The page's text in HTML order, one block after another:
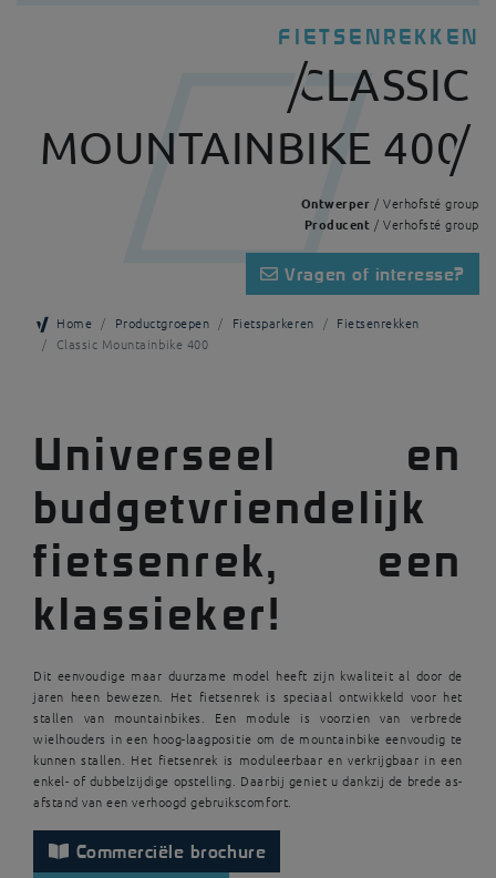
FIETSENREKKEN
CLASSIC
MOUNTAINBIKE 400
Ontwerper / Verhofsté group
Producent / Verhofsté group
Vragen of interesse?
Home Productgroepen Fietsparkeren
Fietsenrekken
Classic Mountainbike 400
Universeel en
budgetvriendelijk
fietsenrek, een
klassieker!
Dit eenvoudige maar duurzame model heeft zijn kwaliteit al door de
jaren heen bewezen. Het fietsenrek is speciaal ontwikkeld voor het
stallen van mountainbikes. Een module is voorzien van verbrede
wielhouders in een hoog-laagpositie om de mountainbike eenvoudig te
kunnen stallen. Het fietsenrek is moduleerbaar en verkrijgbaar in een
enkel- of dubbelzijdige opstelling. Daarbij geniet u dankzij de brede as-
afstand van een verhoogd gebruikscomfort.
Commerciële brochure